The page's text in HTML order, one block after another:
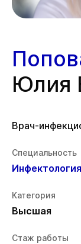
Юлия
Врач-
Специальность
Инфектология
Категория
Высшая
Стаж работы